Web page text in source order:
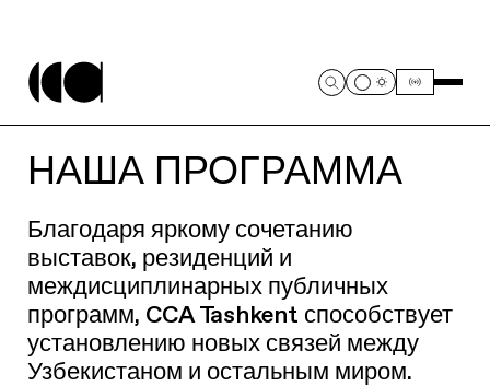
НАША ПРОГРАММА
Благодаря яркому сочетанию
выставок, резиденций и
междисциплинарных публичных
программ, CCA Tashkent способствует
установлению новых связей между
Узбекистаном и остальным миром.